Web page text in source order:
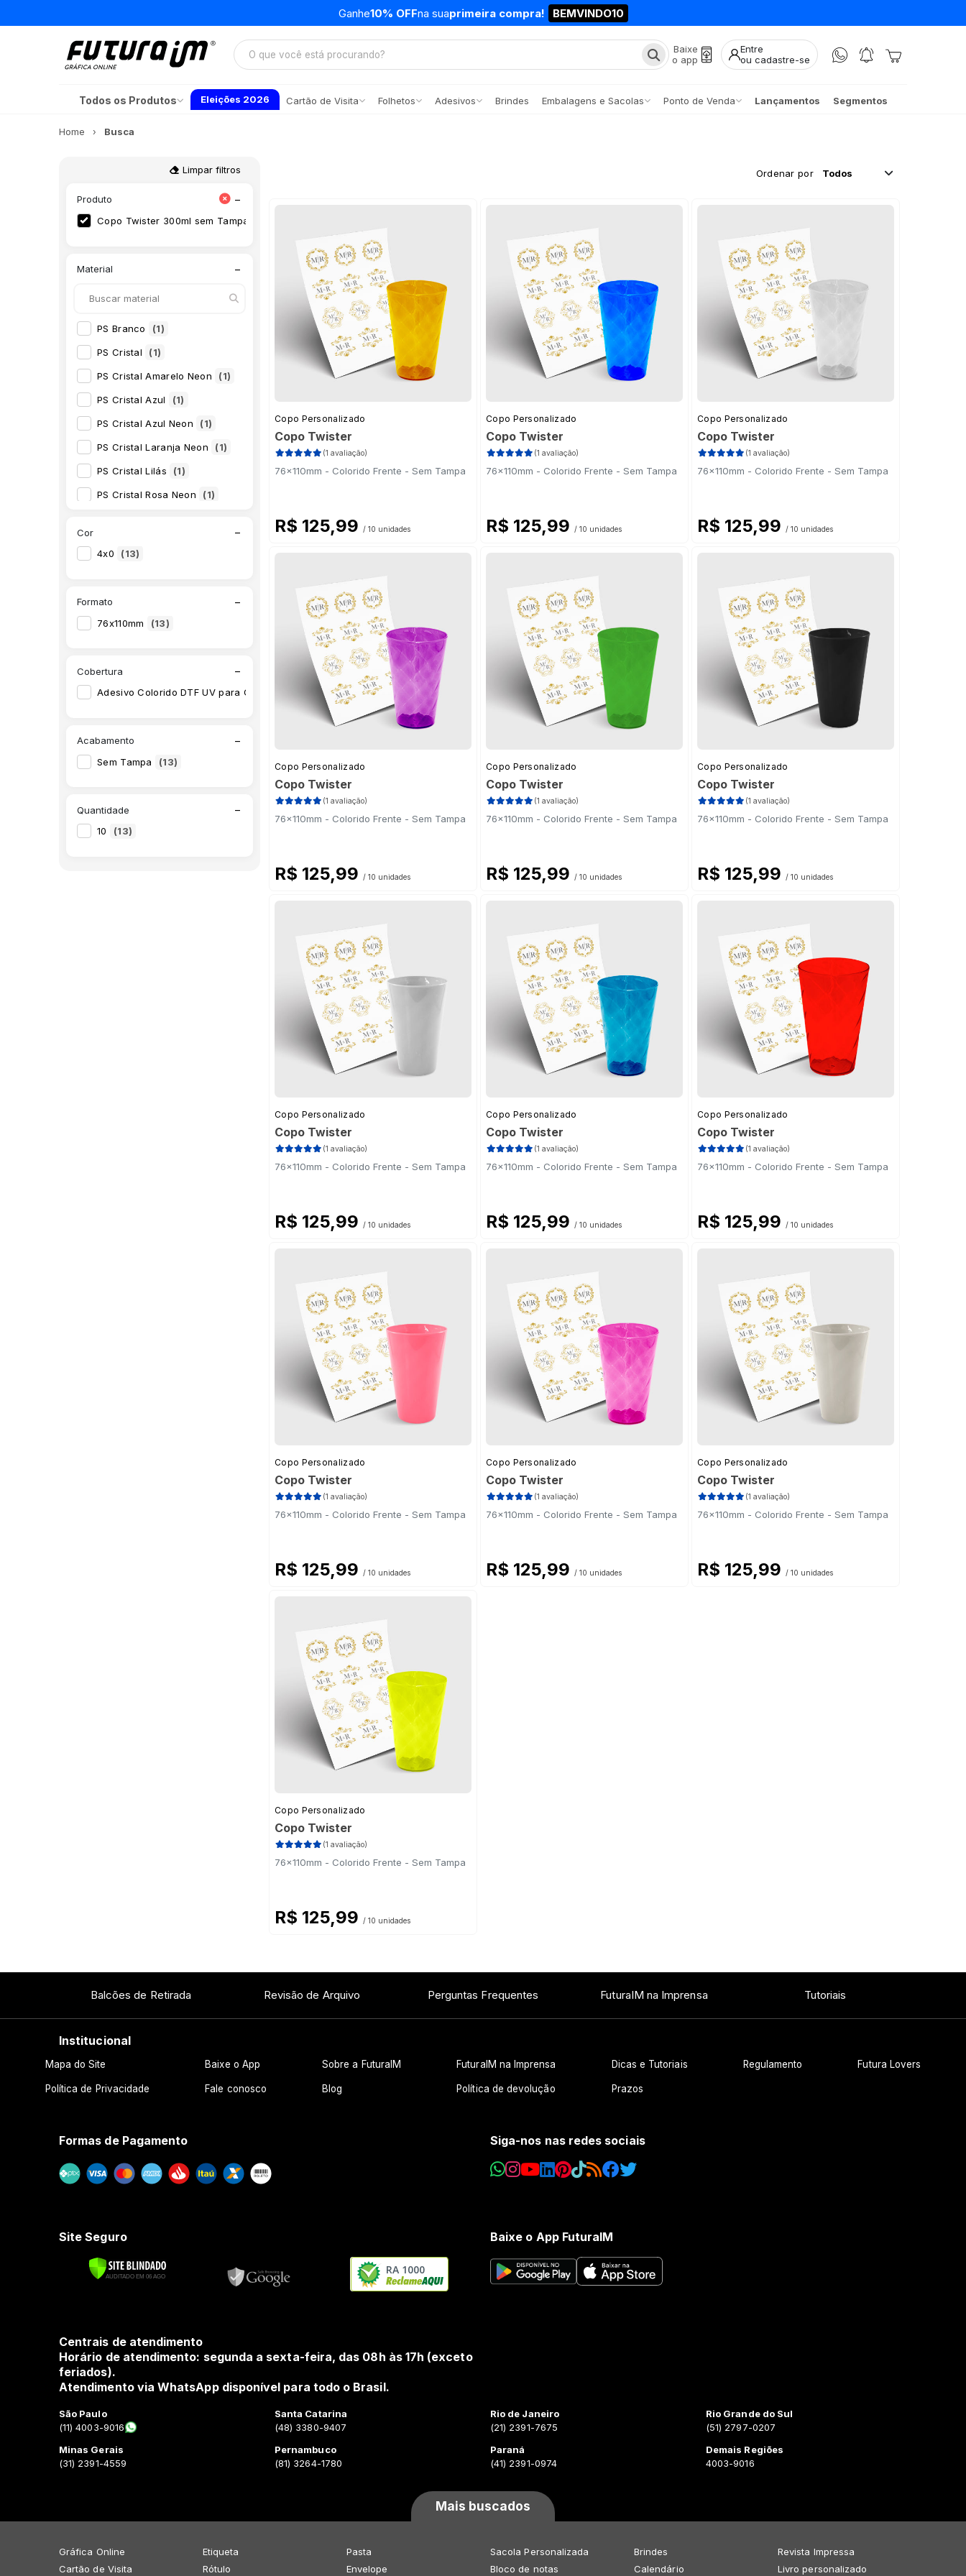
Ganhe10% OFFna suaprimeira compra! BEMVINDO10
Baixe
o app
Entre
ou cadastre-se
Todos os Produtos Eleições 2026 Cartão de Visita Folhetos Adesivos Brindes Embalagens e Sacolas Ponto de Venda Lançamentos Segmentos
Home Busca
Limpar filtros
Produto −
Copo Twister 300ml sem Tampa e 1 Folha A3 DTF-UV
Material −
PS Branco (1)
PS Cristal (1)
PS Cristal Amarelo Neon (1)
PS Cristal Azul (1)
PS Cristal Azul Neon (1)
PS Cristal Laranja Neon (1)
PS Cristal Lilás (1)
PS Cristal Rosa Neon (1)
Cor −
4x0 (13)
Formato −
76x110mm (13)
Cobertura −
Adesivo Colorido DTF UV para Colar
Acabamento −
Sem Tampa (13)
Quantidade −
10 (13)
Ordenar por
Copo Personalizado
Copo Twister
(1 avaliação)
76x110mm - Colorido Frente - Sem Tampa
R$ 125,99 / 10 unidades
Copo Personalizado
Copo Twister
(1 avaliação)
76x110mm - Colorido Frente - Sem Tampa
R$ 125,99 / 10 unidades
Copo Personalizado
Copo Twister
(1 avaliação)
76x110mm - Colorido Frente - Sem Tampa
R$ 125,99 / 10 unidades
Copo Personalizado
Copo Twister
(1 avaliação)
76x110mm - Colorido Frente - Sem Tampa
R$ 125,99 / 10 unidades
Copo Personalizado
Copo Twister
(1 avaliação)
76x110mm - Colorido Frente - Sem Tampa
R$ 125,99 / 10 unidades
Copo Personalizado
Copo Twister
(1 avaliação)
76x110mm - Colorido Frente - Sem Tampa
R$ 125,99 / 10 unidades
Copo Personalizado
Copo Twister
(1 avaliação)
76x110mm - Colorido Frente - Sem Tampa
R$ 125,99 / 10 unidades
Copo Personalizado
Copo Twister
(1 avaliação)
76x110mm - Colorido Frente - Sem Tampa
R$ 125,99 / 10 unidades
Copo Personalizado
Copo Twister
(1 avaliação)
76x110mm - Colorido Frente - Sem Tampa
R$ 125,99 / 10 unidades
Copo Personalizado
Copo Twister
(1 avaliação)
76x110mm - Colorido Frente - Sem Tampa
R$ 125,99 / 10 unidades
Copo Personalizado
Copo Twister
(1 avaliação)
76x110mm - Colorido Frente - Sem Tampa
R$ 125,99 / 10 unidades
Copo Personalizado
Copo Twister
(1 avaliação)
76x110mm - Colorido Frente - Sem Tampa
R$ 125,99 / 10 unidades
Copo Personalizado
Copo Twister
(1 avaliação)
76x110mm - Colorido Frente - Sem Tampa
R$ 125,99 / 10 unidades
Balcões de Retirada Revisão de Arquivo Perguntas Frequentes FuturaIM na Imprensa Tutoriais
Institucional
Mapa do Site Baixe o App Sobre a FuturaIM FuturaIM na Imprensa Dicas e Tutoriais Regulamento Futura Lovers
Política de Privacidade Fale conosco Blog Política de devolução Prazos
Formas de Pagamento Siga-nos nas redes sociais
Site Seguro
RA 1000
Baixe o App FuturaIM
Centrais de atendimento
Horário de atendimento: segunda a sexta-feira, das 08h às 17h (exceto
feriados).
Atendimento via WhatsApp disponível para todo o Brasil.
São Paulo
(11) 4003-9016
Minas Gerais
(31) 2391-4559
Santa Catarina
(48) 3380-9407
Pernambuco
(81) 3264-1780
Rio de Janeiro
(21) 2391-7675
Paraná
(41) 2391-0974
Rio Grande do Sul
(51) 2797-0207
Demais Regiões
4003-9016
Mais buscados
Gráfica Online
Cartão de Visita
Etiqueta
Rótulo
Pasta
Envelope
Sacola Personalizada
Bloco de notas
Brindes
Calendário
Revista Impressa
Livro personalizado